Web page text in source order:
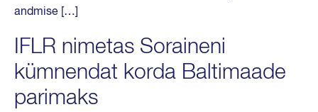
andmise […]
IFLR nimetas Soraineni
kümnendat korda Baltimaade
parimaks